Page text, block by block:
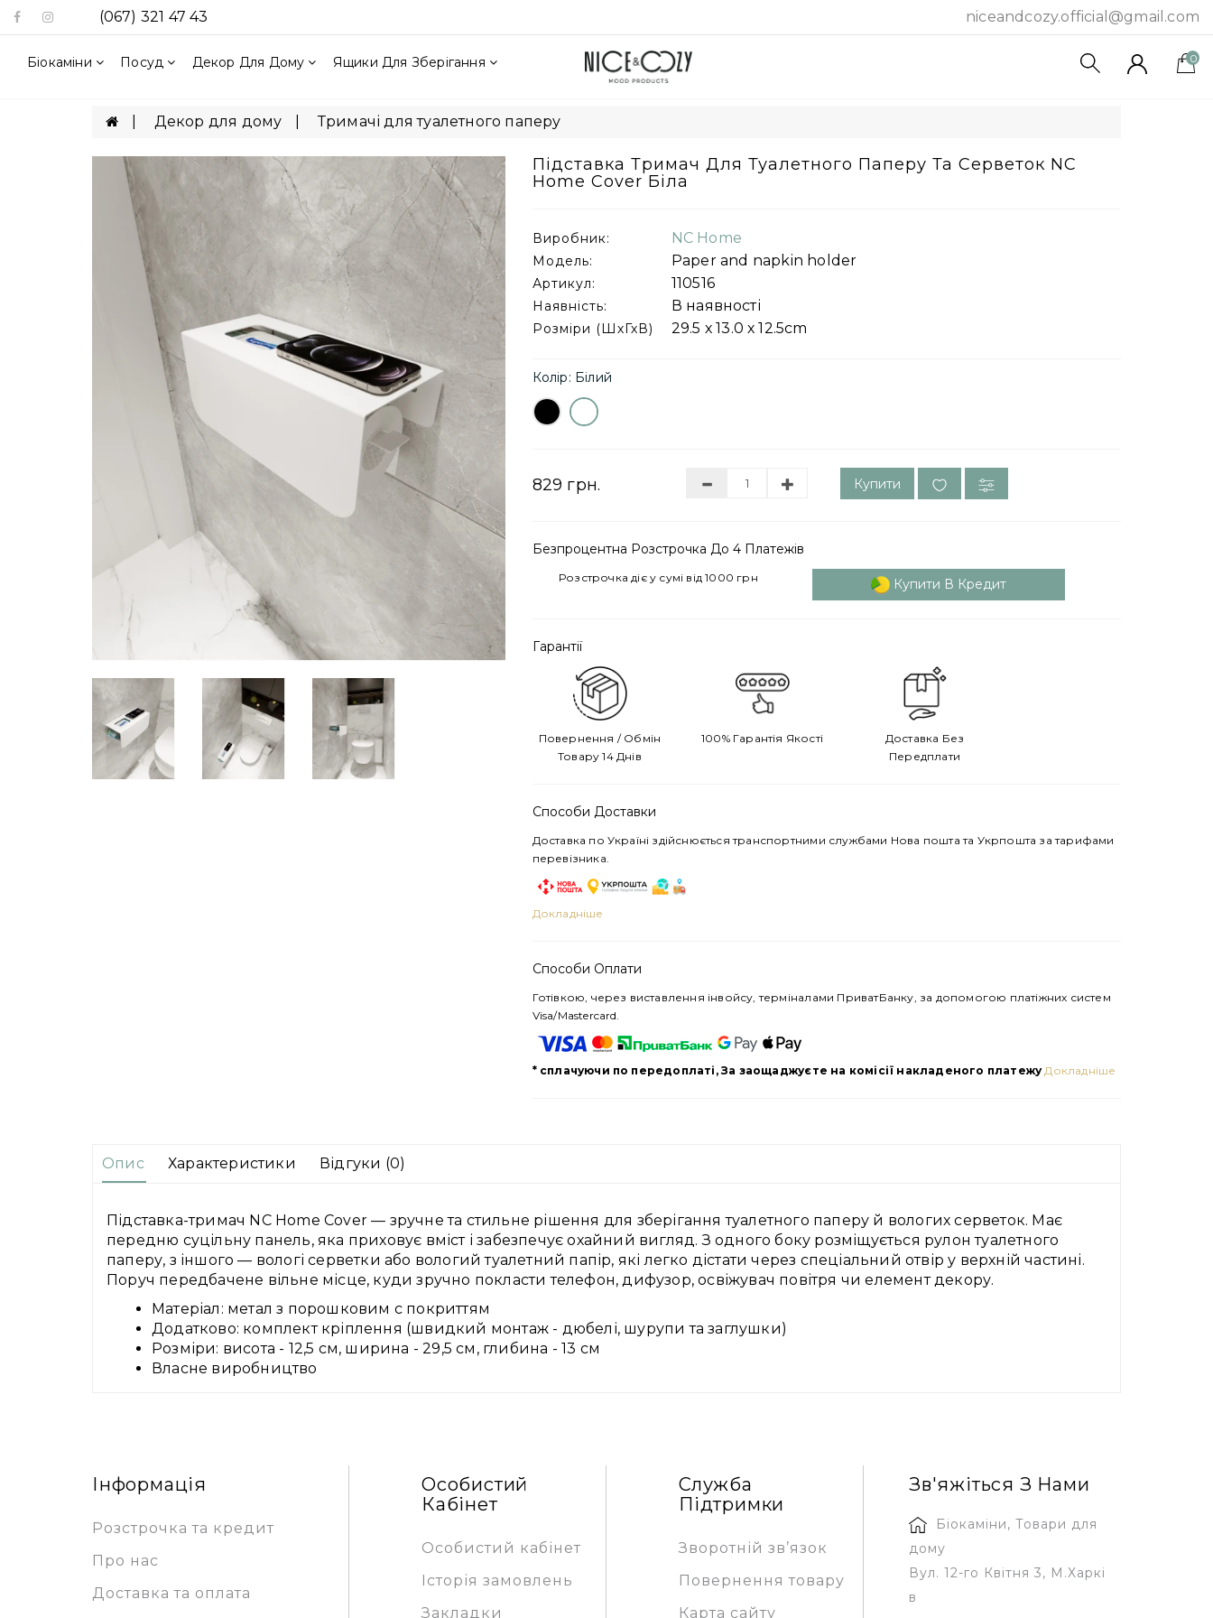
(067) 321 47 43 niceandcozy.official@gmail.com
Біокаміни Посуд Декор Для Дому Ящики Для Зберігання 0
Декор для дому Тримачі для туалетного паперу
Підставка Тримач Для Туалетного Паперу Та Серветок NC
Home Cover Біла
Виробник: NC Home
Модель: Paper and napkin holder
Артикул: 110516
Наявність: В наявності
Розміри (ШхГхВ) 29.5 х 13.0 х 12.5cm
Колір: Білий
829 грн. Купити
Безпроцентна Розстрочка До 4 Платежів
Розстрочка діє у сумі від 1000 грн Купити В Кредит
Гарантії
Повернення / Обмін
Товару 14 Днів
100% Гарантія Якості
Доставка Без
Передплати
Способи Доставки
Доставка по Україні здійснюється транспортними службами Нова пошта та Укрпошта за тарифами
перевізника.
Докладніше
Способи Оплати
Готівкою, через виставлення інвойсу, терміналами ПриватБанку, за допомогою платіжних систем
Visa/Mastercard.
* сплачуючи по передоплаті, За заощаджуєте на комісії накладеного платежу Докладніше
Опис Характеристики Відгуки (0)
Підставка-тримач NC Home Cover — зручне та стильне рішення для зберігання туалетного паперу й вологих серветок. Має
передню суцільну панель, яка приховує вміст і забезпечує охайний вигляд. З одного боку розміщується рулон туалетного
паперу, з іншого — вологі серветки або вологий туалетний папір, які легко дістати через спеціальний отвір у верхній частині.
Поруч передбачене вільне місце, куди зручно покласти телефон, дифузор, освіжувач повітря чи елемент декору.
Матеріал: метал з порошковим с покриттям
Додатково: комплект кріплення (швидкий монтаж - дюбелі, шурупи та заглушки)
Розміри: висота - 12,5 см, ширина - 29,5 см, глибина - 13 см
Власне виробництво
Інформація
Розстрочка та кредит
Про нас
Доставка та оплата
Особистий
Кабінет
Особистий кабінет
Історія замовлень
Закладки
Служба
Підтримки
Зворотній зв’язок
Повернення товару
Карта сайту
Зв'яжіться З Нами
Біокаміни, Товари для
дому
Вул. 12-го Квітня 3, М.Харкі
в